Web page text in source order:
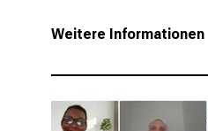
Weitere Informationen